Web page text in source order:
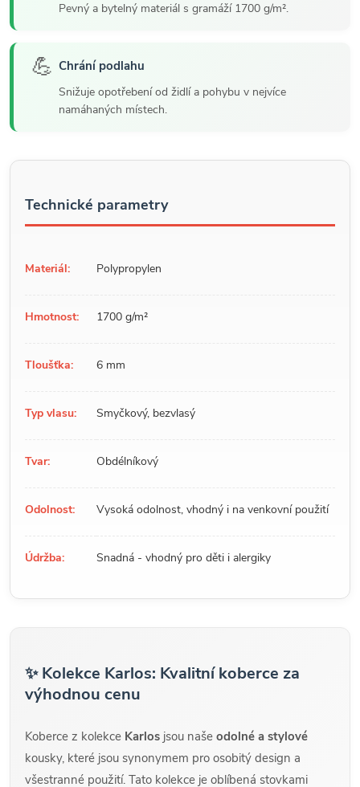
Pevný a bytelný materiál s gramáží 1700 g/m².
💪 Chrání podlahu
Snižuje opotřebení od židlí a pohybu v nejvíce
namáhaných místech.
Technické parametry
Materiál: Polypropylen
Hmotnost: 1700 g/m²
Tloušťka: 6 mm
Typ vlasu: Smyčkový, bezvlasý
Tvar: Obdélníkový
Odolnost: Vysoká odolnost, vhodný i na venkovní použití
Údržba: Snadná - vhodný pro děti i alergiky
✨ Kolekce Karlos: Kvalitní koberce za
výhodnou cenu
Koberce z kolekce Karlos jsou naše odolné a stylové
kousky, které jsou synonymem pro osobitý design a
všestranné použití. Tato kolekce je oblíbená stovkami